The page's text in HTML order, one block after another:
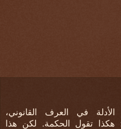
في العرف القانوني،
هكذا تقول الحكمة. لكن هذا